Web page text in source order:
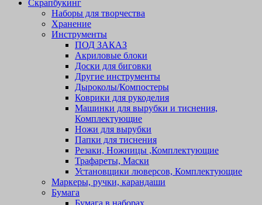
Скрапбукинг
Наборы для творчества
Хранение
Инструменты
ПОД ЗАКАЗ
Акриловые блоки
Доски для биговки
Другие инструменты
Дыроколы/Компостеры
Коврики для рукоделия
Машинки для вырубки и тиснения,
Комплектующие
Ножи для вырубки
Папки для тиснения
Резаки, Ножницы ,Комплектующие
Трафареты, Маски
Установщики люверсов, Комплектующие
Маркеры, ручки, карандаши
Бумага
Бумага в наборах